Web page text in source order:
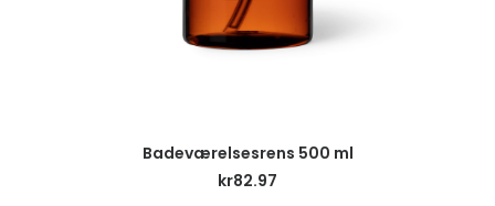
LÄS MER
Badeværelsesrens 500 ml
kr82.97